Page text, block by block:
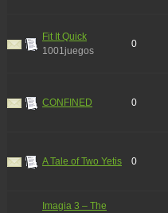
Fit It Quick
1001juegos
0
CONFINED 0
A Tale of Two Yetis 0
Imagia 3 – The